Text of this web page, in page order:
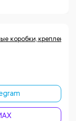
коробки, крепления,